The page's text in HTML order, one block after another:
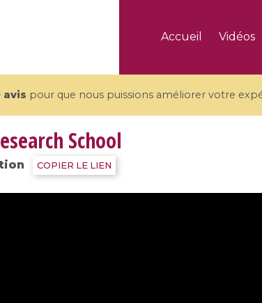
Accueil Vidéos
avis pour que nous puissions améliorer votre
5 videos
School
COPIER LE LIEN